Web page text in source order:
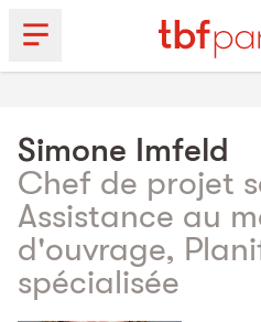
Simone Imfeld
Chef de pro­jet
Assistance au
d'ouvrage,
spécialisée